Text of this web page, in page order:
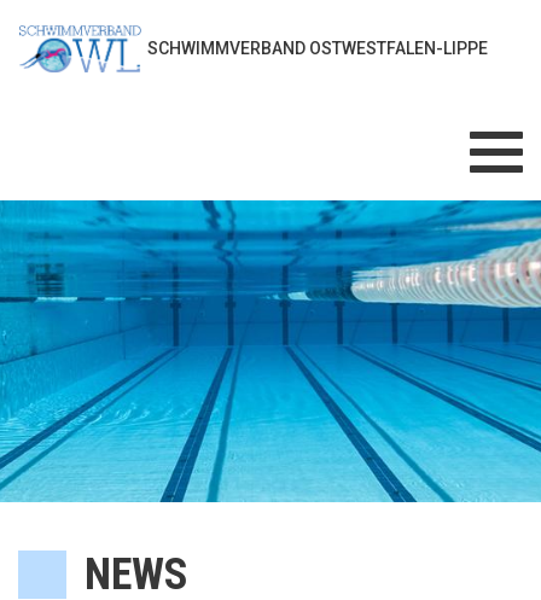
SCHWIMMVERBAND OSTWESTFALEN-LIPPE
NEWS